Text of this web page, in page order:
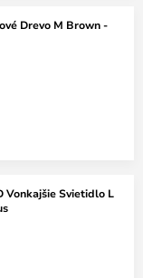
Drevo M Brown -
Vonkajšie Svietidlo L